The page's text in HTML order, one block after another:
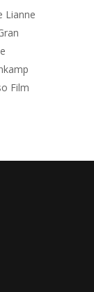
Lianne
Film